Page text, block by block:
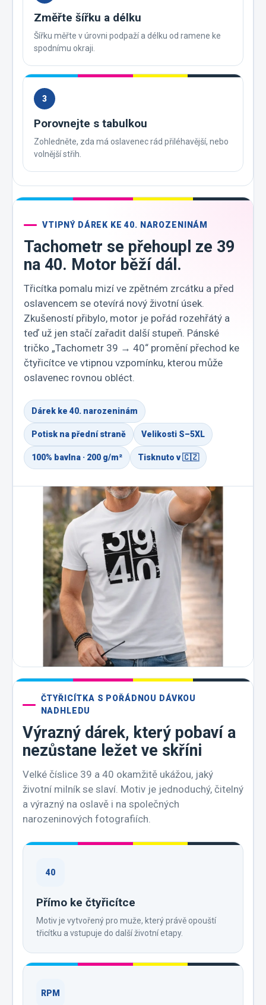
Změřte šířku a délku
Šířku měřte v úrovni podpaží a délku od ramene ke
spodnímu okraji.
3
Porovnejte s tabulkou
Zohledněte, zda má oslavenec rád přiléhavější, nebo
volnější střih.
VTIPNÝ DÁREK KE 40. NAROZENINÁM
Tachometr se přehoupl ze 39
na 40. Motor běží dál.
Třicítka pomalu mizí ve zpětném zrcátku a před
oslavencem se otevírá nový životní úsek.
Zkušeností přibylo, motor je pořád rozehřátý a
teď už jen stačí zařadit další stupeň. Pánské
tričko „Tachometr 39 → 40“ promění přechod ke
čtyřicítce ve vtipnou vzpomínku, kterou může
oslavenec rovnou obléct.
Dárek ke 40. narozeninám
Potisk na přední straně Velikosti S–5XL
100% bavlna · 200 g/m² Tisknuto v 🇨🇿
ČTYŘICÍTKA S POŘÁDNOU DÁVKOU
NADHLEDU
Výrazný dárek, který pobaví a
nezůstane ležet ve skříni
Velké číslice 39 a 40 okamžitě ukážou, jaký
životní milník se slaví. Motiv je jednoduchý, čitelný
a výrazný na oslavě i na společných
narozeninových fotografiích.
40
Přímo ke čtyřicítce
Motiv je vytvořený pro muže, který právě opouští
třicítku a vstupuje do další životní etapy.
RPM